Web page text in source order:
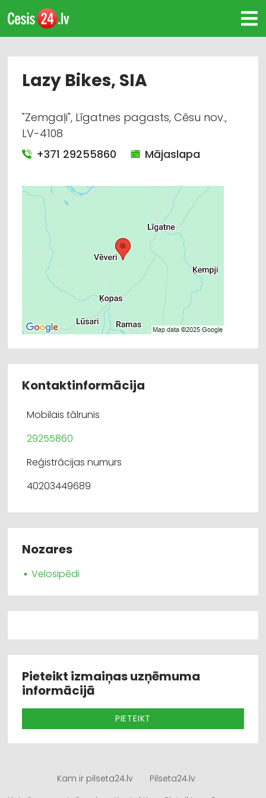
Lazy Bikes, SIA
"Zemgaļi", Līgatnes pagasts, Cēsu nov.,
LV-4108
+371 29255860
Mājaslapa
Kontaktinformācija
Mobilais tālrunis
29255860
Reģistrācijas numurs
40203449689
Nozares
Velosipēdi
Pieteikt izmaiņas uzņēmuma
informācijā
PIETEIKT
Kam ir pilseta24.lv
Pilseta24.lv